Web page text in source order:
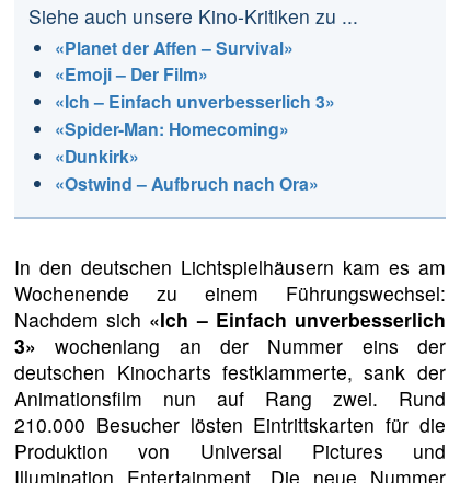
Siehe auch unsere Kino-Kritiken zu ...
«Planet der Affen – Survival»
«Emoji – Der Film»
«Ich – Einfach unverbesserlich 3»
«Spider-Man: Homecoming»
«Dunkirk»
«Ostwind – Aufbruch nach Ora»
In den deutschen Lichtspielhäusern kam es am
Wochenende zu einem Führungswechsel:
Nachdem sich «Ich – Einfach unverbesserlich
3» wochenlang an der Nummer eins der
deutschen Kinocharts festklammerte, sank der
Animationsfilm nun auf Rang zwei. Rund
210.000 Besucher lösten Eintrittskarten für die
Produktion von Universal Pictures und
Illumination Entertainment. Die neue Nummer